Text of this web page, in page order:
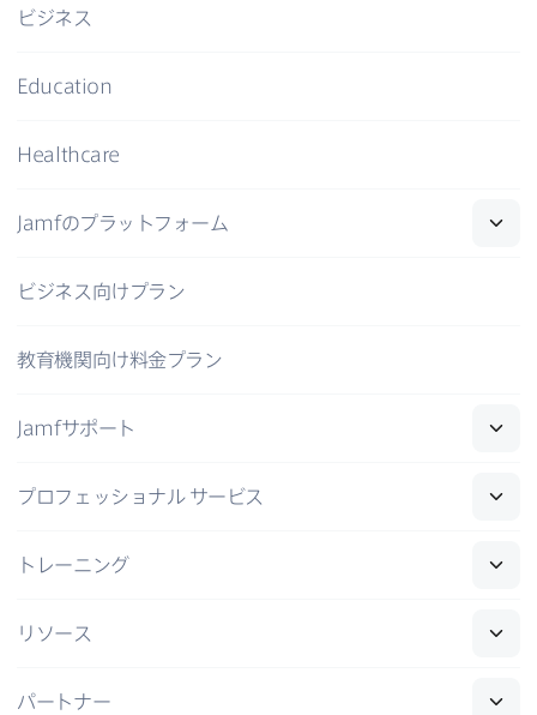
ビジネス
Education
Healthcare
Jamfの​プラットフォーム
ビジネス向けプラン
教育機関向け料金プラン
Jamfサポート
プロフェッショナル サービス
トレーニング
リソース
パートナー